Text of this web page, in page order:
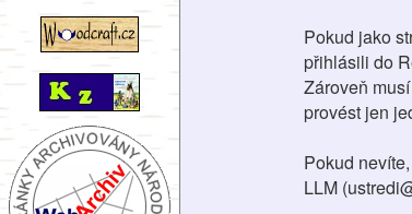
Pokud jako
přihlásili do
Zároveň
provést jen
Pokud
LLM